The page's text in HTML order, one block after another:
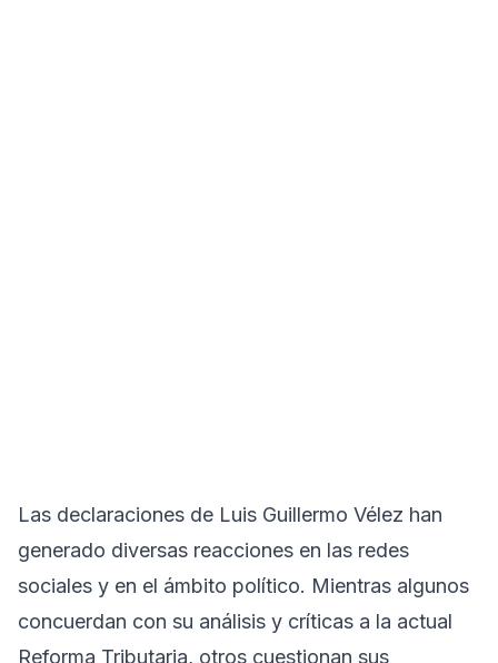
Las declaraciones de Luis Guillermo Vélez han
generado diversas reacciones en las redes
sociales y en el ámbito político. Mientras algunos
concuerdan con su análisis y críticas a la actual
Reforma Tributaria, otros cuestionan sus